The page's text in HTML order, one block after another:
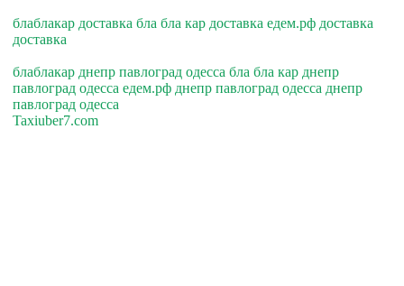
блаблакар доставка бла бла кар доставка едем.рф доставка
доставка
блаблакар днепр павлоград одесса бла бла кар днепр
павлоград одесса едем.рф днепр павлоград одесса днепр
павлоград одесса
Taxiuber7.com